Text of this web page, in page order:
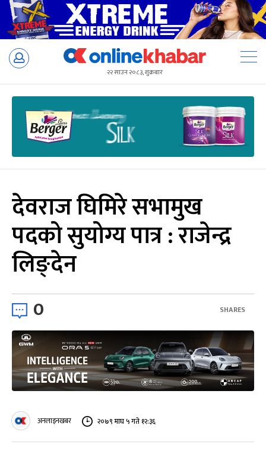
Skip
२२ साउन २०८३, शुक्रबार
देवराज घिमिरे सभामुख
पदको सुयोग्य पात्र : राजेन्द्र
लिङ्देन
0 SHARES
अनलाइनखबर २०७९ माघ ५ गते १२:३६